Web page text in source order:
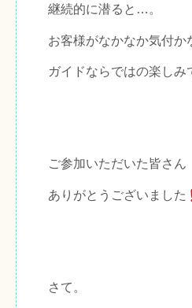
継続的に潜ると…。
お客様がなかなか気付
ガイドならではの楽しみ
ご参加いただいた皆さん
ありがとうございました
さて。